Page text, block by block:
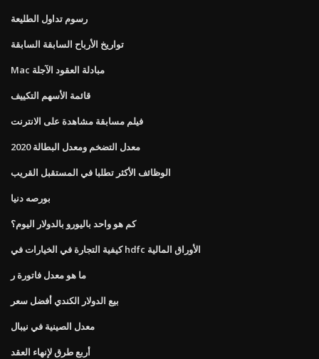
رسوم تداول الطليعة
تواريخ الأرباح السابقة السابقة
Mac مبادلة العقود الآجلة
قائمة الأسهم التكييف
فيلم مسابقة مشاهدة على الانترنت
معدل التضخم ومعدل البطالة 2020
الوظائف الأكثر تطلبا في المستقبل القريب
بورصه دنيا
كم هو واحد باليورو بالدولار اليوم؟
كيفية التجارة في الخيارات في hdfc الأوراق المالية
ما هو معدل فاتورة ر
بيع الدولار الكندي أفضل سعر
معدل الصينية في نيبال
أربع طرق لإنهاء العقد